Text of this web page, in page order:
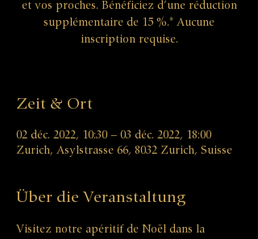
et vos proches. Bénéficiez d’une réduction
supplémentaire de 15 %.* Aucune
inscription requise.
Zeit & Ort
02 déc. 2022, 10:30 – 03 déc. 2022, 18:00
Zurich, Asylstrasse 66, 8032 Zurich, Suisse
Über die Veranstaltung
Visitez notre apéritif de Noël dans la